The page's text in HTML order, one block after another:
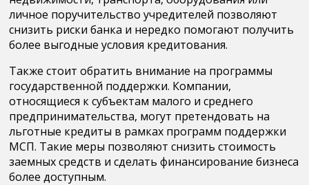
личное поручительство учредителей позволяют
снизить риски банка и нередко помогают получить
более выгодные условия кредитования.
Также стоит обратить внимание на программы
государственной поддержки. Компании,
относящиеся к субъектам малого и среднего
предпринимательства, могут претендовать на
льготные кредиты в рамках программ поддержки
МСП. Такие меры позволяют снизить стоимость
заемных средств и сделать финансирование бизнеса
более доступным.